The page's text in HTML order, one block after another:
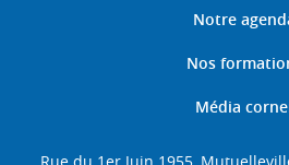
Notre
Nos
Média